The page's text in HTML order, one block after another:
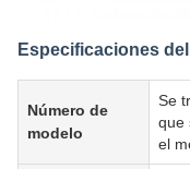
Especificaciones
Número de
modelo
Se
que
el